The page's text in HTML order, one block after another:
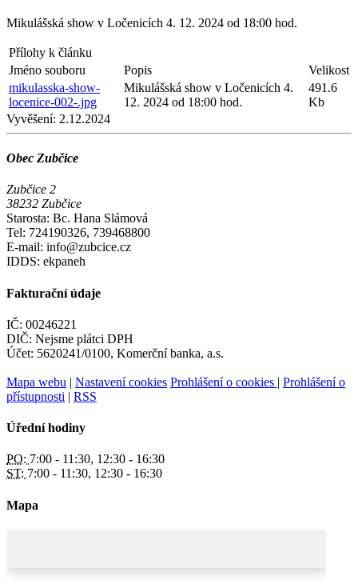
Mikulášská show v Ločenicích 4. 12. 2024 od 18:00 hod.
Přílohy k článku
Jméno souboru
Popis
Velikost
mikulasska-show-
locenice-002-.jpg
Mikulášská show v Ločenicích 4.
12. 2024 od 18:00 hod.
491.6
Kb
Vyvěšení: 2.12.2024
Obec Zubčice
Zubčice 2
38232 Zubčice
Starosta: Bc. Hana Slámová
Tel: 724190326, 739468800
E-mail: info@zubcice.cz
IDDS: ekpaneh
Fakturační údaje
IČ: 00246221
DIČ: Nejsme plátci DPH
Účet: 5620241/0100, Komerční banka, a.s.
Mapa webu | Nastavení cookies Prohlášení o cookies | Prohlášení o
přístupnosti | RSS
Úřední hodiny
PO: 7:00 - 11:30, 12:30 - 16:30
ST: 7:00 - 11:30, 12:30 - 16:30
Mapa